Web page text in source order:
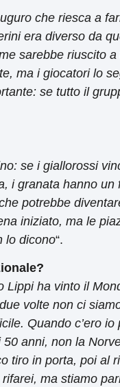
che riesca a
era diverso da
sarebbe riuscito
ma i giocatori lo
se tutto il
se i giallorossi
i granata hanno un
potrebbe
iniziato, ma le
lo dicono“.
Lippi ha vinto il
volte non ci
Quando c’ero io
anni, non la
tiro in porta, poi al
ma stiamo